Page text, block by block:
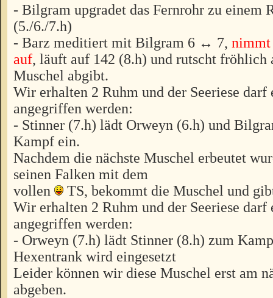
- Bilgram upgradet das Fernrohr zu einem
(5./6./7.h)
- Barz meditiert mit Bilgram 6 ↔ 7, nimmt
auf, läuft auf 142 (8.h) und rutscht fröhlich
Muschel abgibt.
Wir erhalten 2 Ruhm und der Seeriese darf
angegriffen werden:
- Stinner (7.h) lädt Orweyn (6.h) und
Kampf ein.
Nachdem die nächste Muschel erbeutet
seinen Falken mit dem
vollen
TS, bekommt die Muschel und
Wir erhalten 2 Ruhm und der Seeriese darf
angegriffen werden:
- Orweyn (7.h) lädt Stinner (8.h) zum
Hexentrank wird eingesetzt
Leider können wir diese Muschel erst am
abgeben.